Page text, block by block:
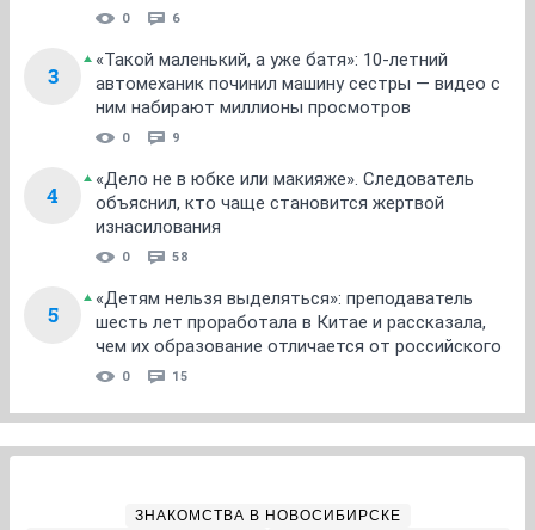
0 6
3
«Такой маленький, а уже батя»: 10-летний
автомеханик починил машину сестры — видео с
ним набирают миллионы просмотров
0 9
4
«Дело не в юбке или макияже». Следователь
объяснил, кто чаще становится жертвой
изнасилования
0 58
5
«Детям нельзя выделяться»: преподаватель
шесть лет проработала в Китае и рассказала,
чем их образование отличается от российского
0 15
ЗНАКОМСТВА В НОВОСИБИРСКЕ